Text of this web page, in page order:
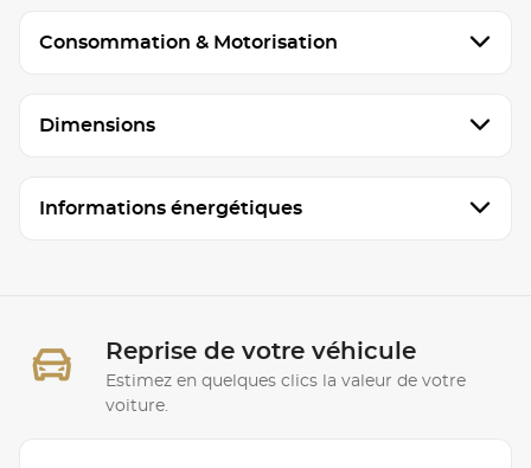
Consommation & Motorisation
Dimensions
Informations énergétiques
Reprise de votre véhicule
Estimez en quelques clics la valeur de votre
voiture.